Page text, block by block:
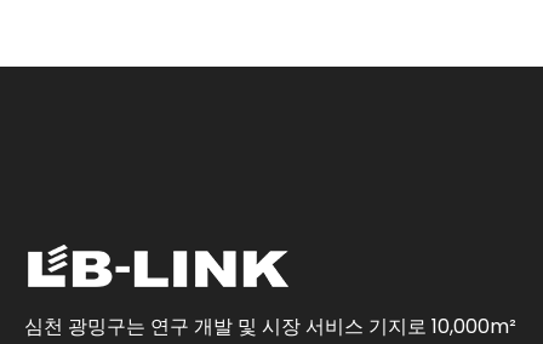
심천 광밍구는 연구 개발 및 시장 서비스 기지로 10,000m²